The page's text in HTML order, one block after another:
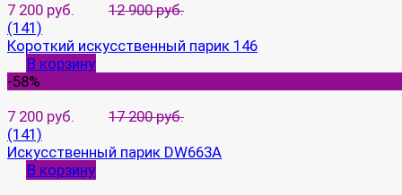
7 200 руб.
12 900 руб.
(141)
Короткий искусственный парик 146
В корзину
-58%
7 200 руб.
17 200 руб.
(141)
Искусственный парик DW663A
В корзину